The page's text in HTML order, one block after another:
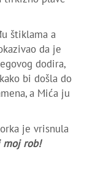
štiklama a
da je
dodira,
bi došla do
a Mića ju
je vrisnula
moj rob!